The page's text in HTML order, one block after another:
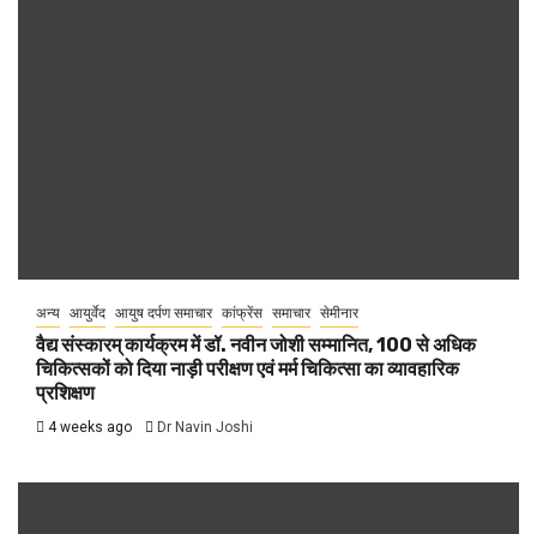
अन्य आयुर्वेद आयुष दर्पण समाचार कांफ्रेंस समाचार सेमीनार
वैद्य संस्कारम् कार्यक्रम में डॉ. नवीन जोशी सम्मानित, 100 से अधिक
चिकित्सकों को दिया नाड़ी परीक्षण एवं मर्म चिकित्सा का व्यावहारिक
प्रशिक्षण
4 weeks ago Dr Navin Joshi